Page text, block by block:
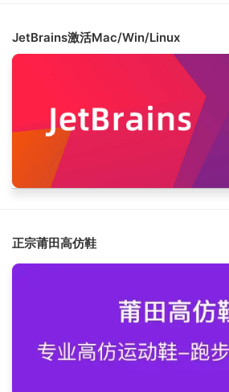
JetBrains激活Mac/Win/Linux
正宗莆田高仿鞋